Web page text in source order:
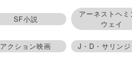
SF小説
アーネストヘミ
ウェイ
アクション映画 J・D・サリン